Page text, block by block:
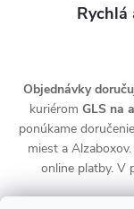
Rychlá
Objednávky
kuriérom GLS na
ponúkame
miest a Alzaboxov.
online platby. V